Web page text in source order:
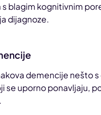
s blagim kognitivnim
dijagnoze.
demencije nešto
se uporno ponavljaju,